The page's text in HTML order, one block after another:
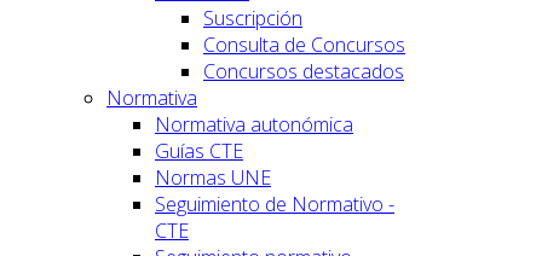
Suscripción
Consulta de Concursos
Concursos destacados
Normativa
Normativa autonómica
Guías CTE
Normas UNE
Seguimiento de Normativo -
CTE